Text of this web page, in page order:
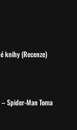
knihy (Recenze)
Spider-Man Toma